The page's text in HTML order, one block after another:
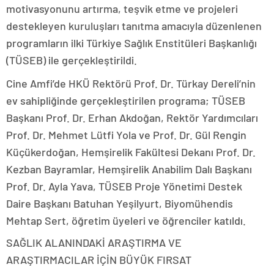
motivasyonunu artırma, teşvik etme ve projeleri
destekleyen kuruluşları tanıtma amacıyla düzenlenen
programların ilki Türkiye Sağlık Enstitüleri Başkanlığı
(TÜSEB) ile gerçekleştirildi.
Cine Amfi’de HKÜ Rektörü Prof. Dr. Türkay Dereli’nin
ev sahipliğinde gerçekleştirilen programa; TÜSEB
Başkanı Prof. Dr. Erhan Akdoğan, Rektör Yardımcıları
Prof. Dr. Mehmet Lütfi Yola ve Prof. Dr. Gül Rengin
Küçükerdoğan, Hemşirelik Fakültesi Dekanı Prof. Dr.
Kezban Bayramlar, Hemşirelik Anabilim Dalı Başkanı
Prof. Dr. Ayla Yava, TÜSEB Proje Yönetimi Destek
Daire Başkanı Batuhan Yeşilyurt, Biyomühendis
Mehtap Sert, öğretim üyeleri ve öğrenciler katıldı.
SAĞLIK ALANINDAKİ ARAŞTIRMA VE
ARAŞTIRMACILAR İÇİN BÜYÜK FIRSAT